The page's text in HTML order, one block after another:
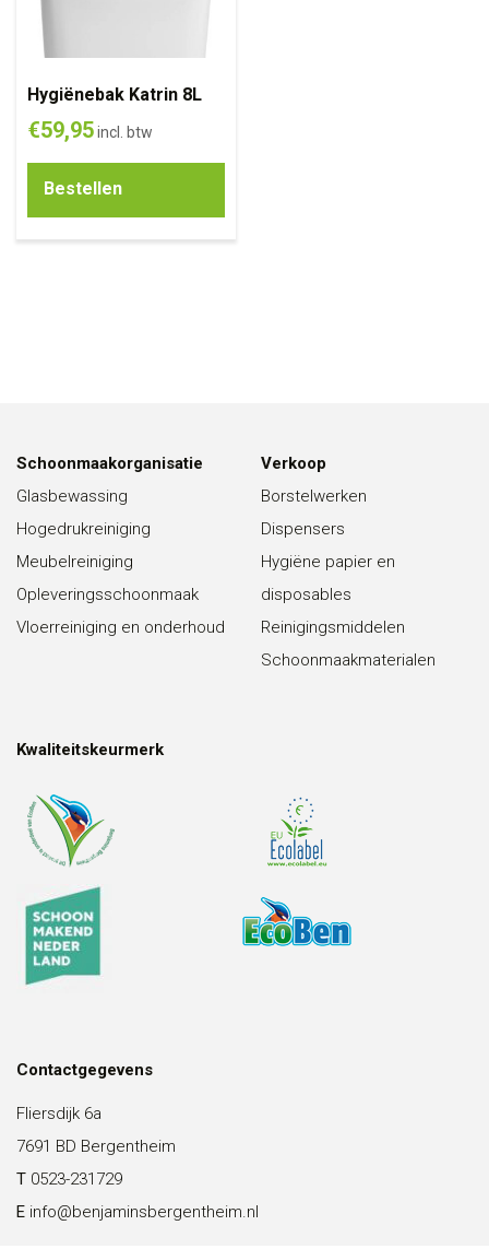
Hygiënebak Katrin 8L
€59,95incl. btw
Bestellen
Schoonmaakorganisatie
Glasbewassing
Hogedrukreiniging
Meubelreiniging
Opleveringsschoonmaak
Vloerreiniging en onderhoud
Verkoop
Borstelwerken
Dispensers
Hygiëne papier en
disposables
Reinigingsmiddelen
Schoonmaakmaterialen
Kwaliteitskeurmerk
Contactgegevens
Fliersdijk 6a
7691 BD Bergentheim
T 0523-231729
E info@benjaminsbergentheim.nl